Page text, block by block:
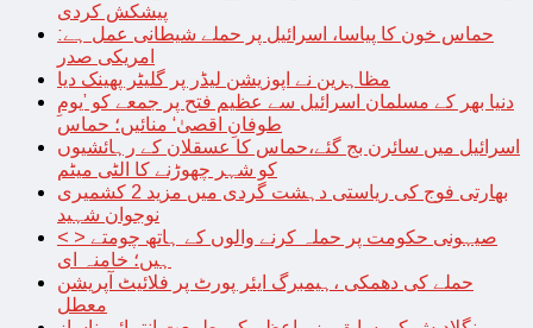
پیشکش کردی
حماس خون کا پیاسا، اسرائیل پر حملے شیطانی عمل ہے:
امریکی صدر
مظاہرین نے اپوزیشن لیڈر پر گلیٹر پھینک دیا
دنیا بھر کے مسلمان اسرائیل سے عظیم فتح پر جمعے کو ’یومِ
طوفانِ اقصیٰ‘ منائیں؛ حماس
اسرائیل میں سائرن بج گئے،حماس کا عسقلان کے رہائشیوں
کو شہر چھوڑنے کا الٹی میٹم
بھارتی فوج کی ریاستی دہشت گردی میں مزید 2 کشمیری
نوجوان شہید
< > صیہونی حکومت پر حملہ کرنے والوں کے ہاتھ چومتے
ہیں؛ خامنہ ای
حملے کی دھمکی ،ہیمبرگ ایئر پورٹ پر فلائیٹ آپریشن
معطل